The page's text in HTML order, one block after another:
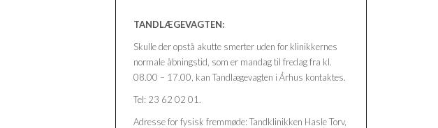
TANDLÆGEVAGTEN:
Skulle der opstå akutte smerter uden for klinikkernes
normale åbningstid, som er mandag til fredag fra kl.
08.00 – 17.00, kan Tandlægevagten i Århus kontaktes.
Tel: 23 62 02 01.
Adresse for fysisk fremmøde: Tandklinikken Hasle Torv,